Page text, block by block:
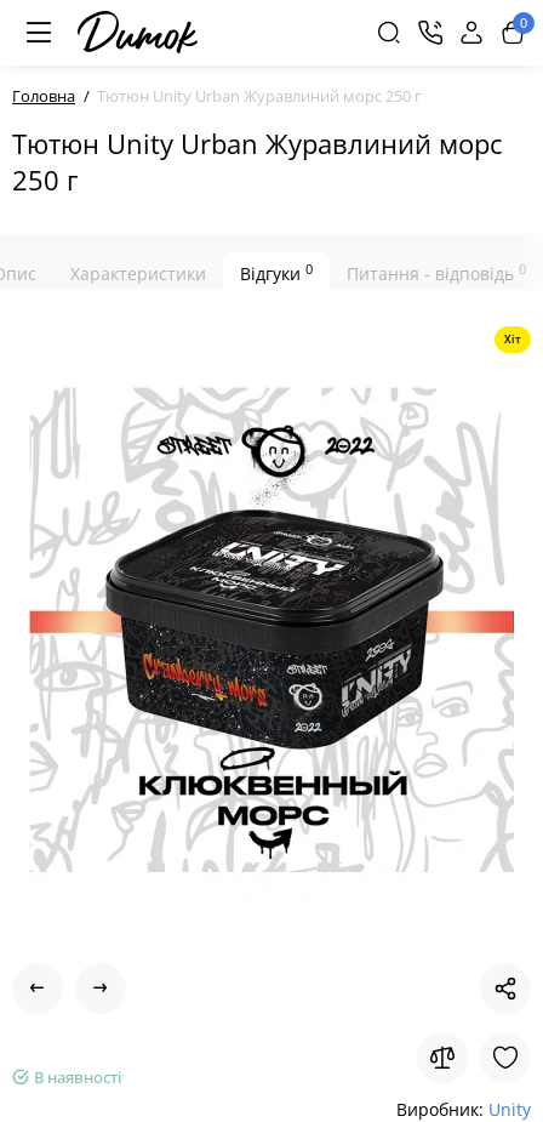
0
Головна Тютюн Unity Urban Журавлиний морс 250 г
Тютюн Unity Urban Журавлиний морс
250 г
Характеристики Відгуки 0 Питання - відповідь 0
Хіт
В наявності
Виробник: Unity